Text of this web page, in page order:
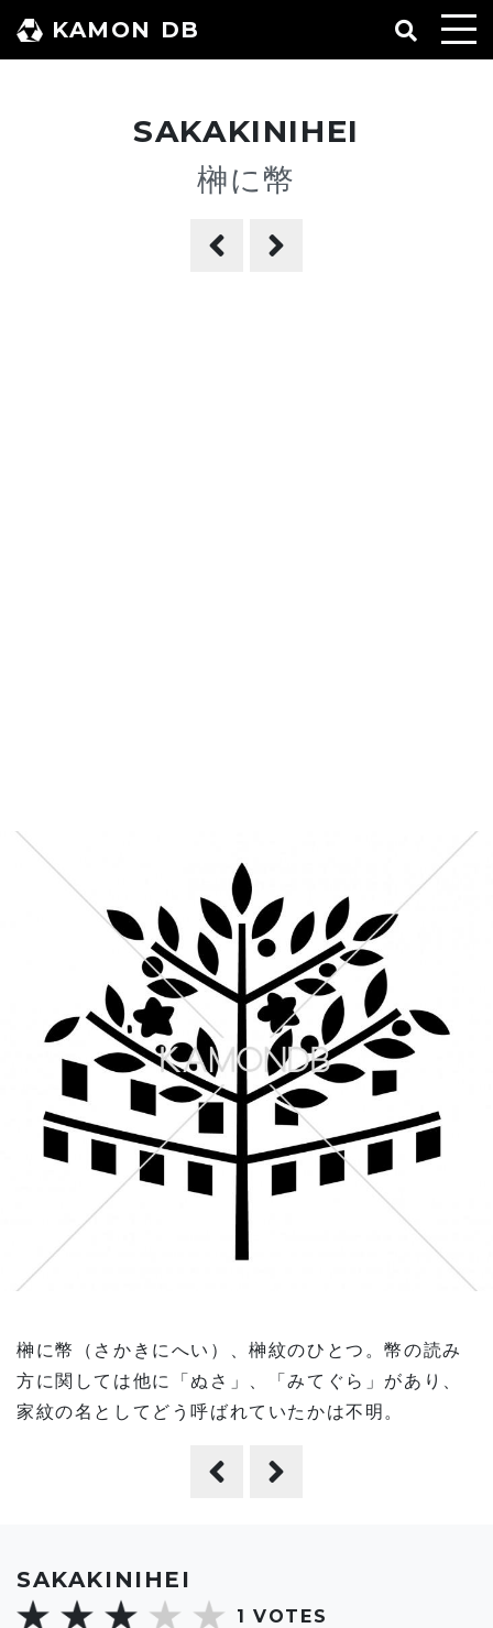
ン
KAMON DB
SAKAKINIHEI
榊に幣
SAKAKINIHEI
1 VOTES
榊に幣（さかきにへい）、榊紋のひとつ。幣の読み
方に関しては他に「ぬさ」、「みてぐら」があり、
家紋の名としてどう呼ばれていたかは不明。